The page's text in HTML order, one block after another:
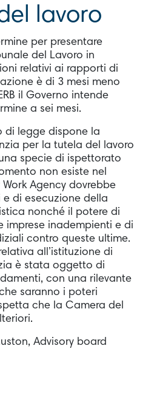
lavoro
per presentare
del Lavoro in
relativi ai rapporti di
è di 3 mesi meno
il Governo intende
a sei mesi.
di legge dispone la
per la tutela del lavoro
specie di ispettorato
non esiste nel
Work Agency dovrebbe
di esecuzione della
nonché il potere di
imprese inadempienti e di
contro queste ultime.
all’istituzione di
è stata oggetto di
con una rilevante
saranno i poteri
che la Camera del
Advisory board